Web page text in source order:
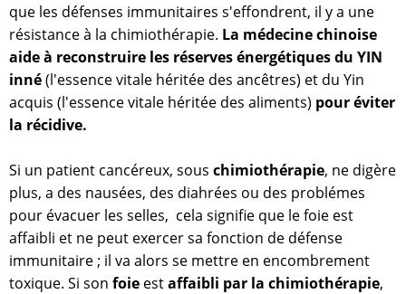
que les défenses immunitaires s'effondrent, il y a une
résistance à la chimiothérapie. La médecine chinoise
aide à reconstruire les réserves énergétiques du YIN
inné(l'essence vitale héritée des ancêtres) et du Yin
acquis (l'essence vitale héritée des aliments) pour éviter
la récidive.
Si un patient cancéreux, sous chimiothérapie, ne digère
plus, a des nausées, des diahrées ou des problémes
pour évacuer les selles, cela signifie que le foie est
affaibli et ne peut exercer sa fonction de défense
immunitaire ; il va alors se mettre en encombrement
toxique. Si son foie estaffaibli par la chimiothérapie,